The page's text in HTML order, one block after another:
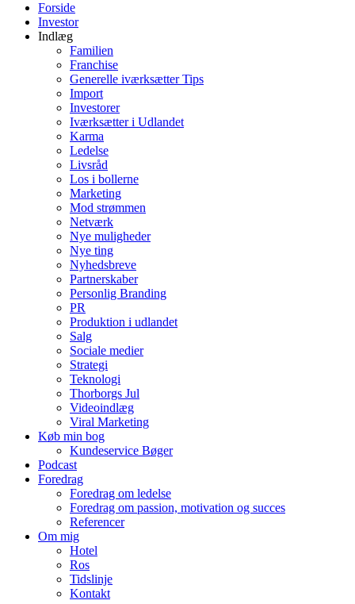
Forside
Investor
Indlæg
Familien
Franchise
Generelle iværksætter Tips
Import
Investorer
Iværksætter i Udlandet
Karma
Ledelse
Livsråd
Los i bollerne
Marketing
Mod strømmen
Netværk
Nye muligheder
Nye ting
Nyhedsbreve
Partnerskaber
Personlig Branding
PR
Produktion i udlandet
Salg
Sociale medier
Strategi
Teknologi
Thorborgs Jul
Videoindlæg
Viral Marketing
Køb min bog
Kundeservice Bøger
Podcast
Foredrag
Foredrag om ledelse
Foredrag om passion, motivation og succes
Referencer
Om mig
Hotel
Ros
Tidslinje
Kontakt